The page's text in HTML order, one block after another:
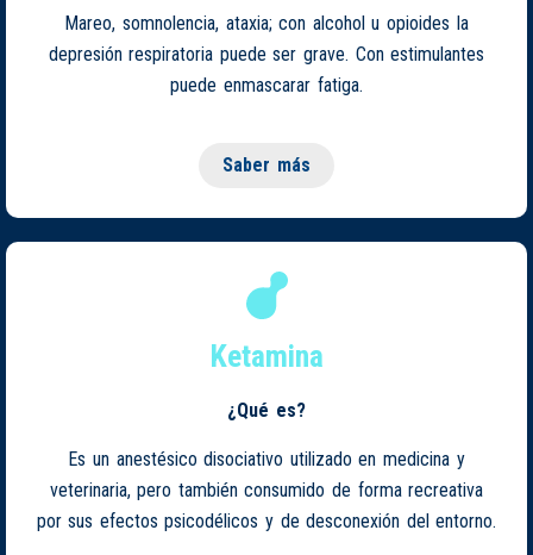
Mareo, somnolencia, ataxia; con alcohol u opioides la
depresión respiratoria puede ser grave. Con estimulantes
puede enmascarar fatiga.
Saber más
Ketamina
¿Qué es?
Es un anestésico disociativo utilizado en medicina y
veterinaria, pero también consumido de forma recreativa
por sus efectos psicodélicos y de desconexión del entorno.